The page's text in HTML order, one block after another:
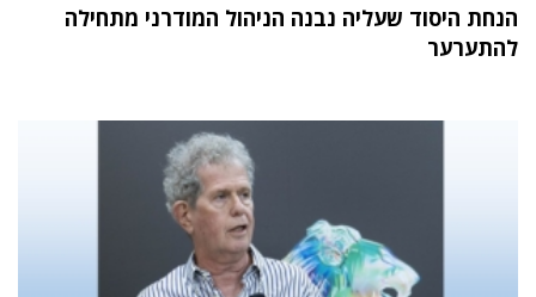
הנחת היסוד שעליה נבנה הניהול המודרני מתחילה
להתערער